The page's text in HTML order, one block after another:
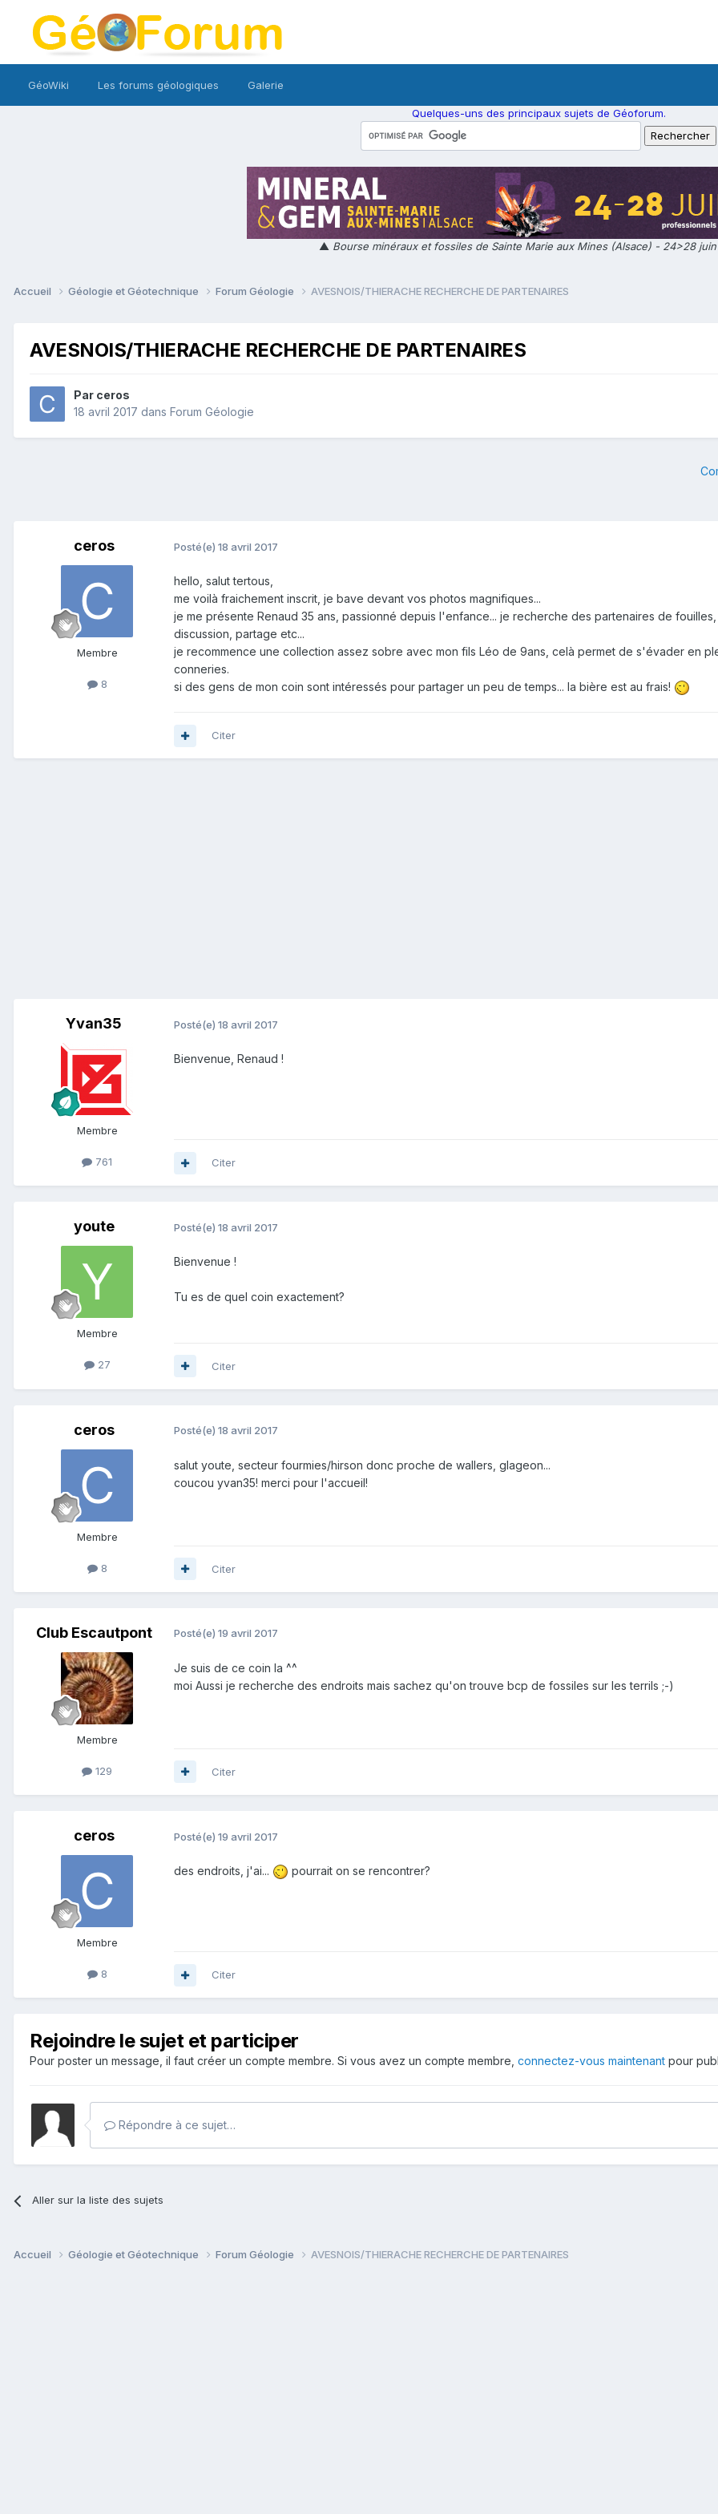
GéoWiki Les forums géologiques Galerie
Quelques-uns des principaux sujets de Géoforum.
▲ Bourse minéraux et fossiles de Sainte Marie aux Mines (Alsace) - 24>28
Accueil Géologie et Géotechnique Forum Géologie AVESNOIS/THIERACHE RECHERCHE DE PARTENAIRES
AVESNOIS/THIERACHE RECHERCHE DE PARTENAIRES
Par ceros
18 avril 2017 dans Forum Géologie
ceros
Membre
8
Posté(e) 18 avril 2017
hello, salut tertous,
me voilà fraichement inscrit, je bave devant vos photos magnifiques...
je me présente Renaud 35 ans, passionné depuis l'enfance... je recherche des partenaires de
discussion, partage etc...
je recommence une collection assez sobre avec mon fils Léo de 9ans, celà permet de s'évader en
conneries.
si des gens de mon coin sont intéressés pour partager un peu de temps... la bière est au frais!
Citer
Yvan35
Membre
761
Posté(e) 18 avril 2017
Bienvenue, Renaud !
Citer
youte
Membre
27
Posté(e) 18 avril 2017
Bienvenue !
Tu es de quel coin exactement?
Citer
ceros
Membre
8
Posté(e) 18 avril 2017
salut youte, secteur fourmies/hirson donc proche de wallers, glageon...
coucou yvan35! merci pour l'accueil!
Citer
Club Escautpont
Membre
129
Posté(e) 19 avril 2017
Je suis de ce coin la ^^
moi Aussi je recherche des endroits mais sachez qu'on trouve bcp de fossiles sur les terrils ;-)
Citer
ceros
Membre
8
Posté(e) 19 avril 2017
des endroits, j'ai... pourrait on se rencontrer?
Citer
Rejoindre le sujet et participer
Pour poster un message, il faut créer un compte membre. Si vous avez un compte membre, connectez-vous maintenant pour
Répondre à ce sujet…
Aller sur la liste des sujets
Accueil Géologie et Géotechnique Forum Géologie AVESNOIS/THIERACHE RECHERCHE DE PARTENAIRES